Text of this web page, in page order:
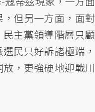
但另一方面，面對
主黨領導階層只顧
民只好訴諸極端，
，更強硬地迎戰川